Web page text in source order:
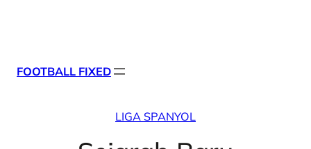
FOOTBALL FIXED
LIGA SPANYOL